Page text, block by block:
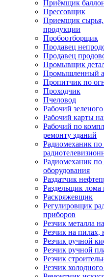
Приёмщик
Прессовщик
Приемщик сырья,
продукции
Пробоотборщик
Продавец
Продавец
Промывщик
Промышленный
Пропитчик по
Проходчик
Пчеловод
Рабочий зеленого
Рабочий карты
Рабочий по
ремонту зданий
Радиомеханик
Радиомеханик по
оборудования
Раздатчик
Раздельщик лома
Раскряжевщик
Регулировщик
приборов
Резчик металла
Резчик на пилах,
Резчик ручной
Резчик ручной
Резчик
Резчик